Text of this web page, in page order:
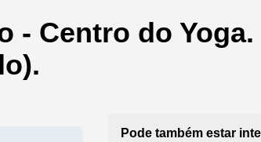
- Centro do
Pode também estar